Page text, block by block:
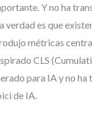
Y no ha
verdad es que
métricas
CLS
para IA y no
de IA.